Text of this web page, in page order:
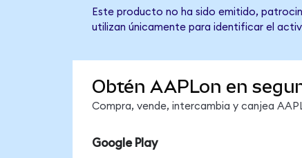
Este producto no ha sido emitido,
utilizan únicamente para identificar el
Obtén AAPLon en
Compra, vende, intercambia y canjea
Google Play